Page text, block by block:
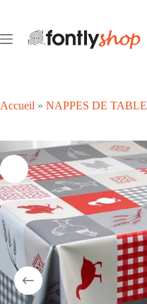
contenu
Accueil » NAPPES DE TABLE